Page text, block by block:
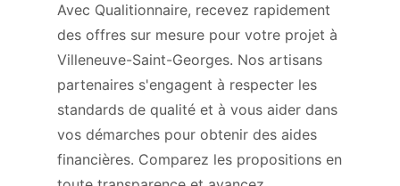
Avec Qualitionnaire, recevez rapidement
des offres sur mesure pour votre projet à
Villeneuve-Saint-Georges. Nos artisans
partenaires s'engagent à respecter les
standards de qualité et à vous aider dans
vos démarches pour obtenir des aides
financières. Comparez les propositions en